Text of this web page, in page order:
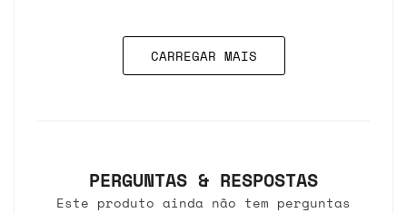
CARREGAR MAIS
PERGUNTAS & RESPOSTAS
Este produto ainda não tem perguntas